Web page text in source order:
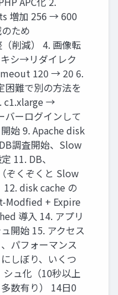
増加 256 → 600
ため
削減） 4. 画像転
シ→リダイレク
120 → 20 6.
困難で別の方法を
c1.xlarge →
バーログインして
始 9. Apache disk
調査開始、Slow
11. DB、
ぞくぞくと Slow
disk cache の
Modfied + Expire
導入 14. アプリ
開始 15. アクセス
パフォーマンス
しぼり、いくつ
ュ化（10秒以上
数有り） 14日0